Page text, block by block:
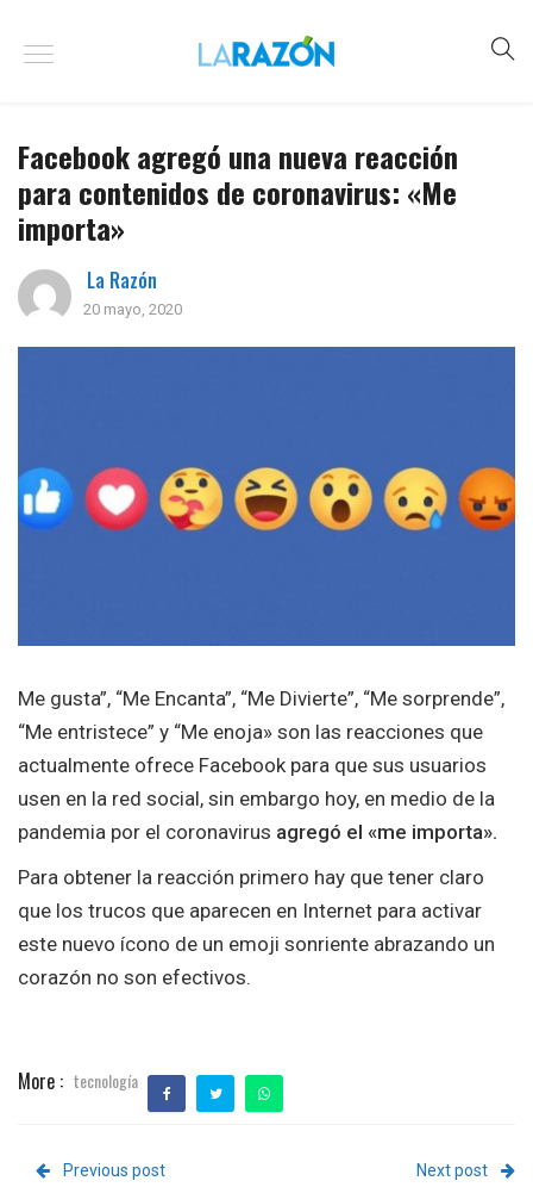
Facebook agregó una nueva reacción
para contenidos de coronavirus: «Me
importa»
La Razón
20 mayo, 2020
Me gusta”, “Me Encanta”, “Me Divierte”, “Me sorprende”,
“Me entristece” y “Me enoja» son las reacciones que
actualmente ofrece Facebook para que sus usuarios
usen en la red social, sin embargo hoy, en medio de la
pandemia por el coronavirus agregó el «me importa».
Para obtener la reacción primero hay que tener claro
que los trucos que aparecen en Internet para activar
este nuevo ícono de un emoji sonriente abrazando un
corazón no son efectivos.
More : tecnología
Previous post Next post